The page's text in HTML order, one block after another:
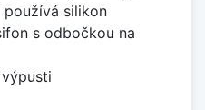
používá silikon
s odbočkou na